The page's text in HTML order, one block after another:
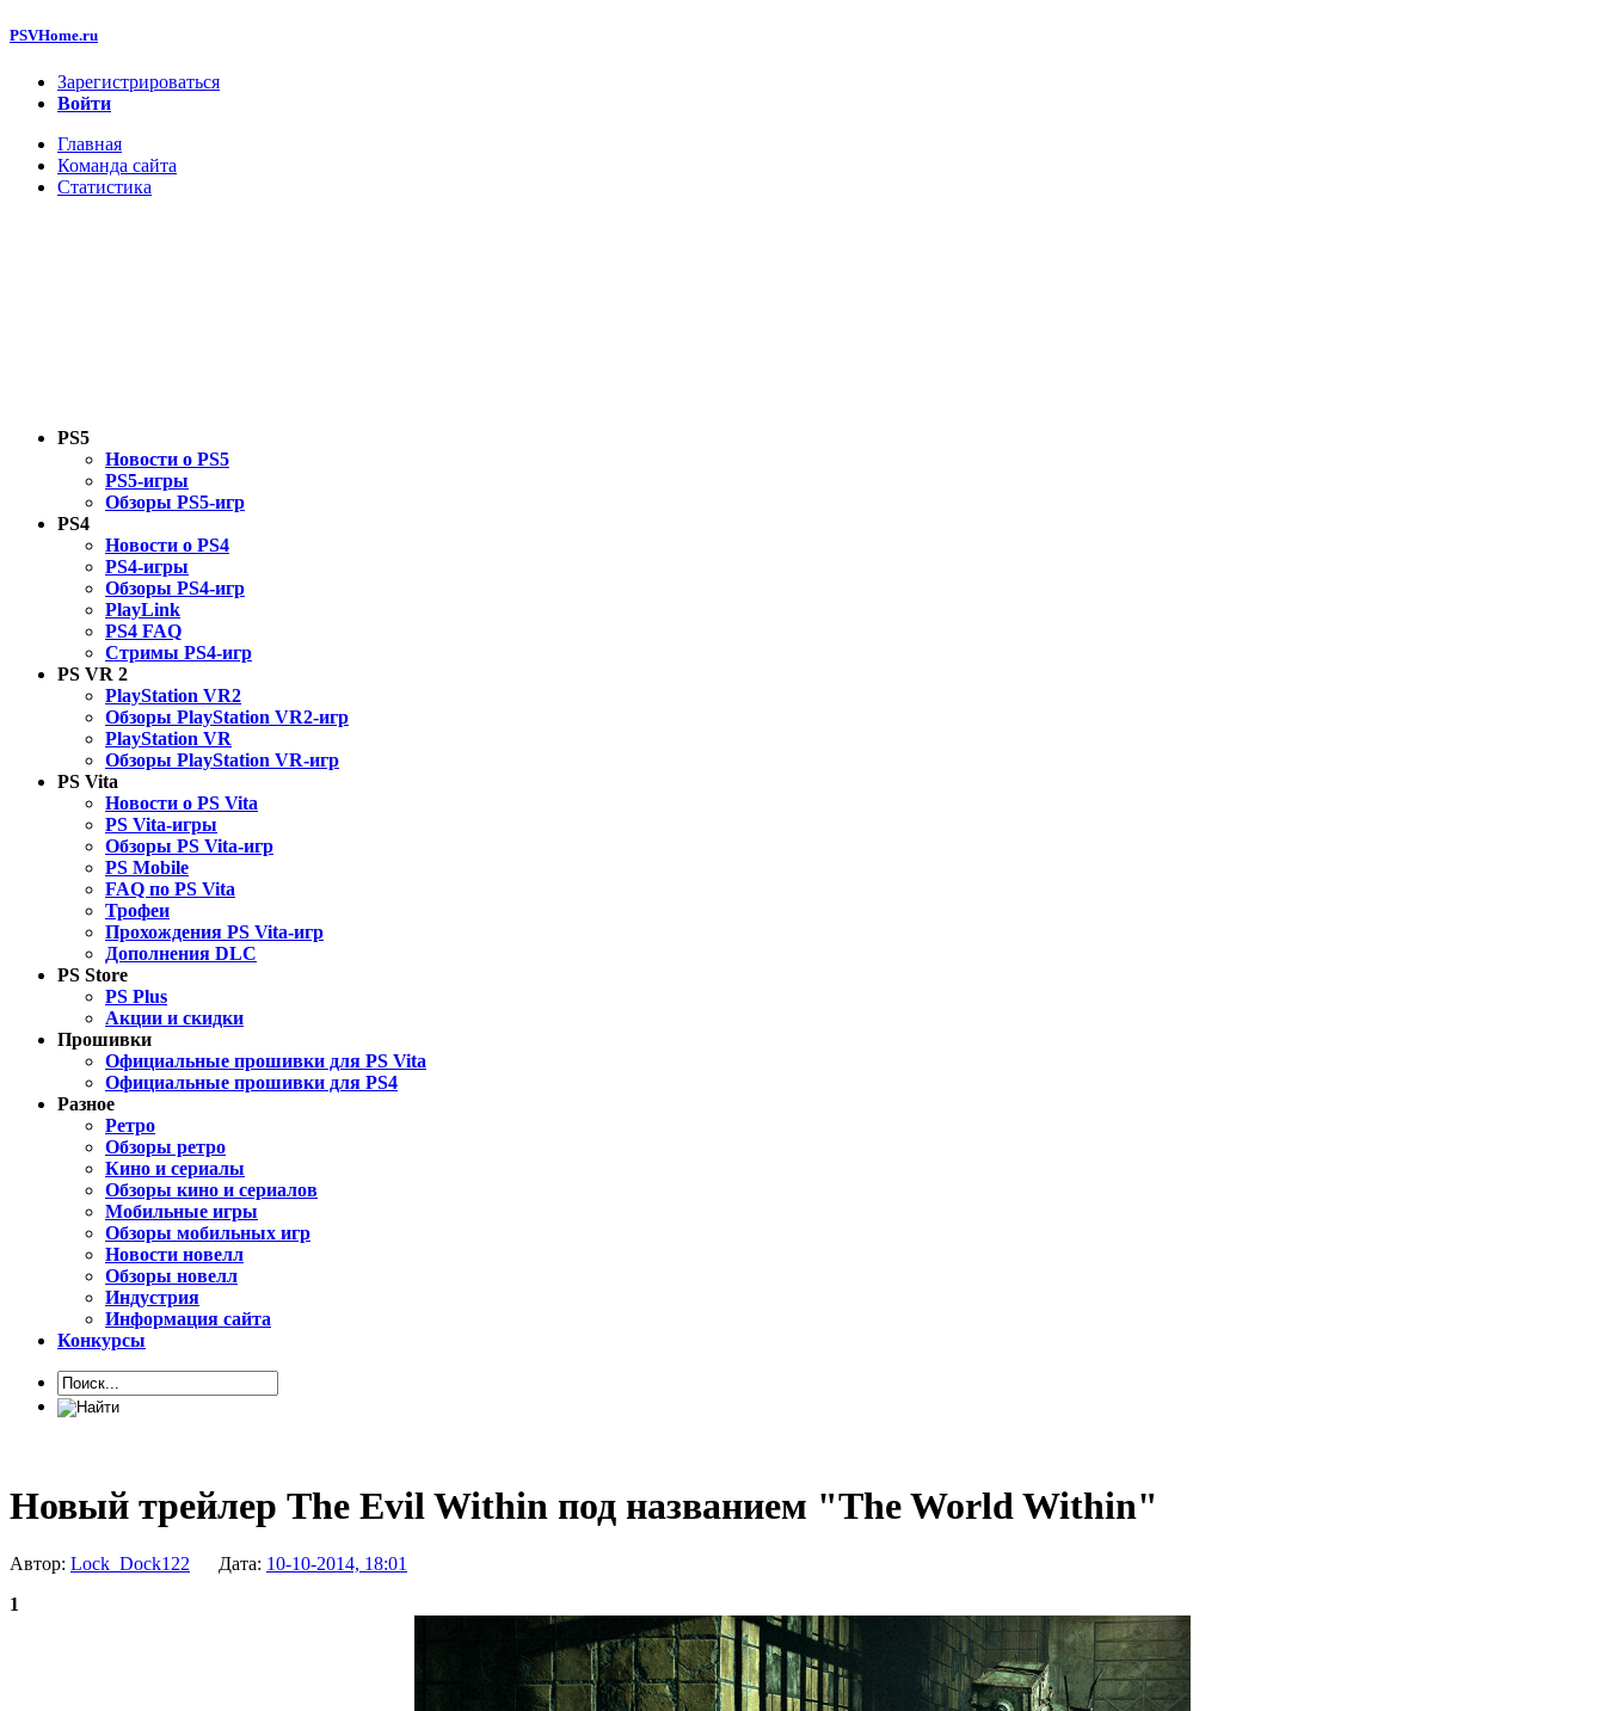
PSVHome.ru
Зарегистрироваться
Войти
Главная
Команда сайта
Статистика
PS5
Новости о PS5
PS5-игры
Обзоры PS5-игр
PS4
Новости о PS4
PS4-игры
Обзоры PS4-игр
PlayLink
PS4 FAQ
Стримы PS4-игр
PS VR 2
PlayStation VR2
Обзоры PlayStation VR2-игр
PlayStation VR
Обзоры PlayStation VR-игр
PS Vita
Новости о PS Vita
PS Vita-игры
Обзоры PS Vita-игр
PS Mobile
FAQ по PS Vita
Трофеи
Прохождения PS Vita-игр
Дополнения DLC
PS Store
PS Plus
Акции и скидки
Прошивки
Официальные прошивки для PS Vita
Официальные прошивки для PS4
Разное
Ретро
Обзоры ретро
Кино и сериалы
Обзоры кино и сериалов
Мобильные игры
Обзоры мобильных игр
Новости новелл
Обзоры новелл
Индустрия
Информация сайта
Конкурсы
Новый трейлер The Evil Within под названием "The World Within"
Автор: Lock_Dock122 Дата: 10-10-2014, 18:01
1